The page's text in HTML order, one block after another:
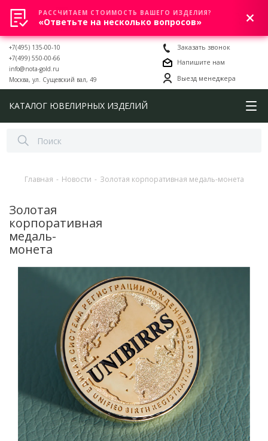
0
+7(495) 135-00-10
+7(499) 550-00-66
info@nota-gold.ru
Москва, ул. Сущевский вал, 49
Заказать звонок
Напишите нам
Выезд менеджера
КАТАЛОГ ЮВЕЛИРНЫХ ИЗДЕЛИЙ
Главная - Новости - Золотая корпоративная медаль-монета
Золотая
корпоративная
медаль-
монета
РАССЧИТАЕМ СТОИМОСТЬ ВАШЕГО ИЗДЕЛИЯ?
«Ответьте на несколько вопросов»